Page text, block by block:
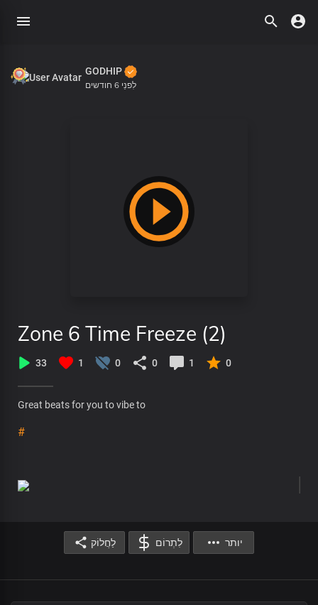
GODHIP
לִפנֵי 6 חודשים
Zone 6 Time Freeze (2)
33 1 0 0 1 0
Great beats for you to vibe to
#
לַחֲלוֹק לִתְרוֹם יותר